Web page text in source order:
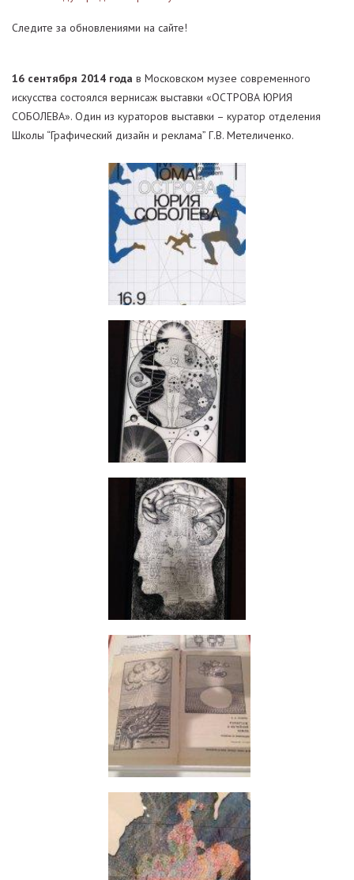
Следите за обновлениями на сайте!
16 сентября 2014 года в Московском музее современного
искусства состоялся вернисаж выставки «ОСТРОВА ЮРИЯ
СОБОЛЕВА». Один из кураторов выставки – куратор отделения
Школы “Графический дизайн и реклама” Г.В. Метеличенко.